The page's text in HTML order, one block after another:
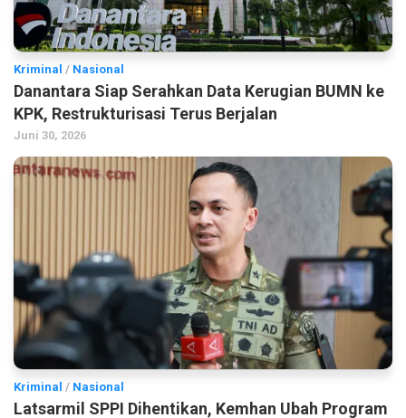
Kriminal / Nasional
Danantara Siap Serahkan Data Kerugian BUMN ke
KPK, Restrukturisasi Terus Berjalan
Juni 30, 2026
Kriminal / Nasional
Latsarmil SPPI Dihentikan, Kemhan Ubah Program